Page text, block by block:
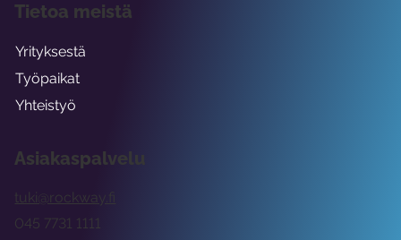
Asiakaspalvelu
tuki@rockway.fi
045 7731 1111
Tietoa meistä
Yrityksestä
Työpaikat
Yhteistyö